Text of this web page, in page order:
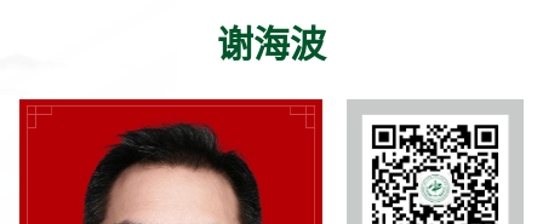
谢海波